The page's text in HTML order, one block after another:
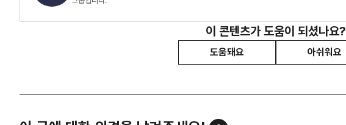
이 콘텐츠가 도움이 되셨나요?
도움돼요 아쉬워요